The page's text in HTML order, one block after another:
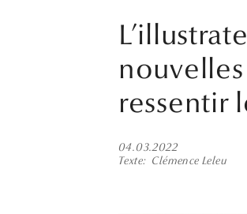
ressentir
04.03.2022
Texte
Clémence Leleu